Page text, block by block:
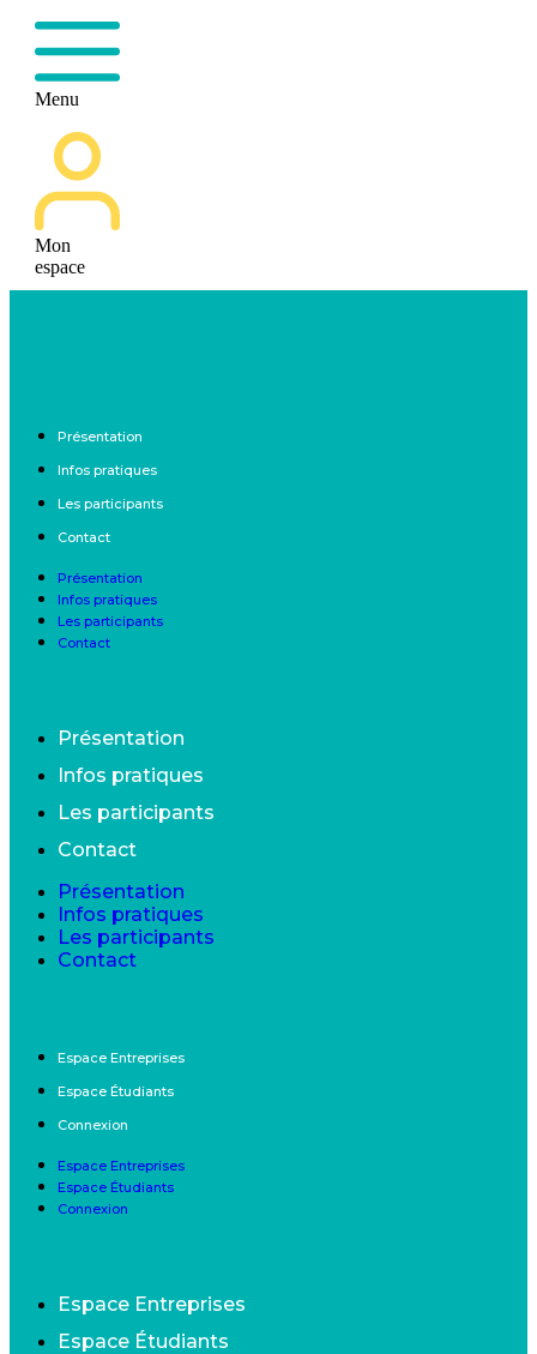
Menu
Mon
espace
Présentation
Infos pratiques
Les participants
Contact
Présentation
Infos pratiques
Les participants
Contact
Présentation
Infos pratiques
Les participants
Contact
Présentation
Infos pratiques
Les participants
Contact
Espace Entreprises
Espace Étudiants
Connexion
Espace Entreprises
Espace Étudiants
Connexion
Espace Entreprises
Espace Étudiants